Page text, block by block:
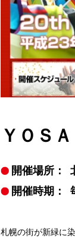
ＹＯＳ
開催場所：
開催時期：
札幌の街が新緑に